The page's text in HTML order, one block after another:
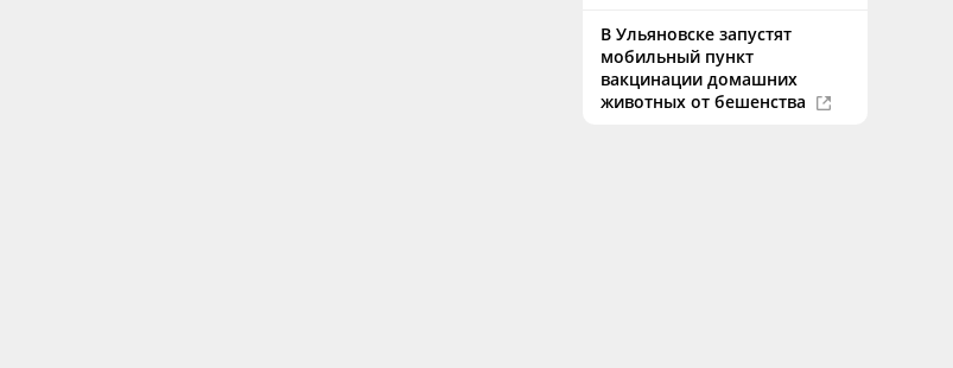
В Ульяновске запустят
мобильный пункт
вакцинации домашних
животных от бешенства